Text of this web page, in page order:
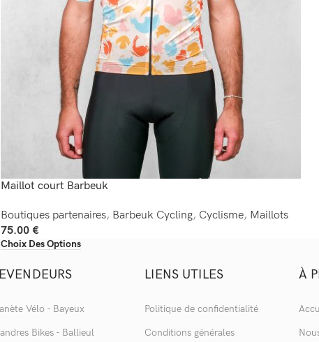
Maillot court Barbeuk
Boutiques partenaires, Barbeuk Cycling, Cyclisme, Maillots
75.00 €
Choix Des Options
Vélo - Bayeux
Bikes - Ballieul
LIENS UTILES
Politique de confidentialité
Conditions générales
À